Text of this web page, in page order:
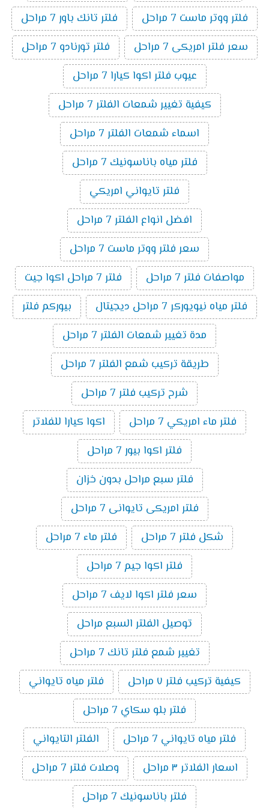
فلتر ووتر ماست 7 مراحل
فلتر تانك باور 7 مراحل
سعر فلتر امريكى 7 مراحل
فلتر تورنادو 7 مراحل
عيوب فلتر اكوا كيارا 7 مراحل
كيفية تغيير شمعات الفلتر 7 مراحل
اسماء شمعات الفلتر 7 مراحل
فلتر مياه باناسونيك 7 مراحل
فلتر تايواني امريكي
افضل انواع الفلتر 7 مراحل
سعر فلتر ووتر ماست 7 مراحل
مواصفات فلتر 7 مراحل
فلتر 7 مراحل اكوا جيت
فلتر مياه نيويوركر 7 مراحل ديجيتال
بيوركم فلتر
مدة تغيير شمعات الفلتر 7 مراحل
طريقة تركيب شمع الفلتر 7 مراحل
شرح تركيب فلتر 7 مراحل
فلتر ماء امريكي 7 مراحل
اكوا كيارا للفلاتر
فلتر اكوا بيور 7 مراحل
فلتر سبع مراحل بدون خزان
فلتر امريكى تايوانى 7 مراحل
شكل فلتر 7 مراحل
فلتر ماء 7 مراحل
فلتر اكوا جيم 7 مراحل
سعر فلتر اكوا لايف 7 مراحل
توصيل الفلتر السبع مراحل
تغيير شمع فلتر تانك 7 مراحل
كيفية تركيب فلتر ٧ مراحل
فلتر مياه تايواني
فلتر بلو سكاي 7 مراحل
فلتر مياه تايواني 7 مراحل
الفلتر التايواني
اسعار الفلاتر ٣ مراحل
وصلات فلتر 7 مراحل
فلتر باناسونيك 7 مراحل